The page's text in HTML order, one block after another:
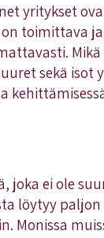
yritykset
toimittava
Mikä
sekä isot
joka ei ole
löytyy paljon
Monissa